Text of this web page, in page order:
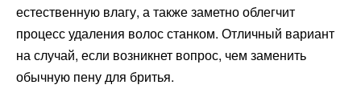
естественную влагу, а также заметно облегчит
процесс удаления волос станком. Отличный вариант
на случай, если возникнет вопрос, чем заменить
обычную пену для бритья.